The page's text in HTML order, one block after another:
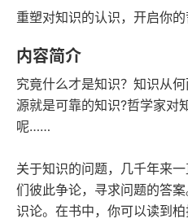
108千字
字数
重塑对知识的认识，开启你的
内容简介
究竟什么才是知识？知识从
源就是可靠的知识?哲学家对
呢……
关于知识的问题，几千年来
们彼此争论，寻求问题的答
识论。在书中，你可以读到